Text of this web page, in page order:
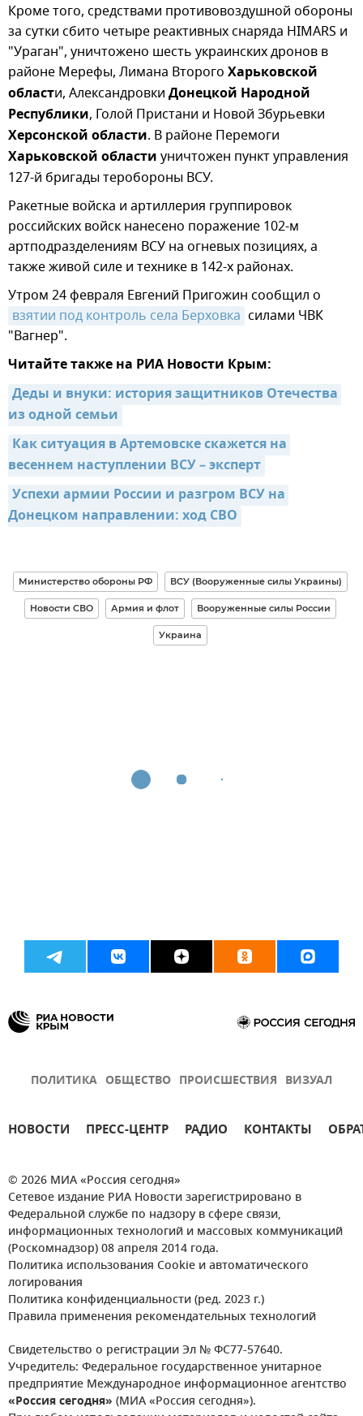
Кроме того, средствами противовоздушной обороны
за сутки сбито четыре реактивных снаряда HIMARS и
"Ураган", уничтожено шесть украинских дронов в
районе Мерефы, Лимана Второго Харьковской
области, Александровки Донецкой Народной
Республики, Голой Пристани и Новой Збурьевки
Херсонской области. В районе Перемоги
Харьковской области уничтожен пункт управления
127-й бригады теробороны ВСУ.
Ракетные войска и артиллерия группировок
российских войск нанесено поражение 102-м
артподразделениям ВСУ на огневых позициях, а
также живой силе и технике в 142-х районах.
Утром 24 февраля Евгений Пригожин сообщил о
взятии под контроль села Берховка силами ЧВК
"Вагнер".
Читайте также на РИА Новости Крым:
Деды и внуки: история защитников Отечества
из одной семьи
Как ситуация в Артемовске скажется на
весеннем наступлении ВСУ – эксперт
Успехи армии России и разгром ВСУ на
Донецком направлении: ход СВО
Министерство обороны РФ ВСУ (Вооруженные силы Украины)
Новости СВО Армия и флот Вооруженные силы России
Украина
ПОЛИТИКА ОБЩЕСТВО ПРОИСШЕСТВИЯ ВИЗУАЛ
НОВОСТИ ПРЕСС-ЦЕНТР РАДИО КОНТАКТЫ
© 2026 МИА «Россия сегодня»
Сетевое издание РИА Новости зарегистрировано в
Федеральной службе по надзору в сфере связи,
информационных технологий и массовых коммуникаций
(Роскомнадзор) 08 апреля 2014 года.
Политика использования Cookie и автоматического
логирования
Политика конфиденциальности (ред. 2023 г.)
Правила применения рекомендательных технологий
Свидетельство о регистрации Эл № ФС77-57640.
Учредитель: Федеральное государственное унитарное
предприятие Международное информационное агентство
«Россия сегодня» (МИА «Россия сегодня»).